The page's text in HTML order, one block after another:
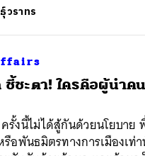
วราทร
ชี้ชะตา! ใครคือผู้นำค
รั้งนี้ไม่ได้สู้กันด้วยนโยบา
รือพันธมิตรทางการเมืองเท่
SHARE